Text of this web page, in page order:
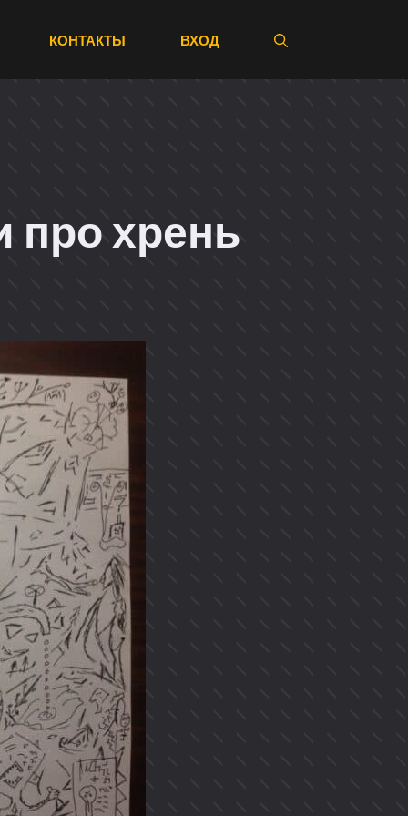
КОНТАКТЫ ВХОД
про хрень